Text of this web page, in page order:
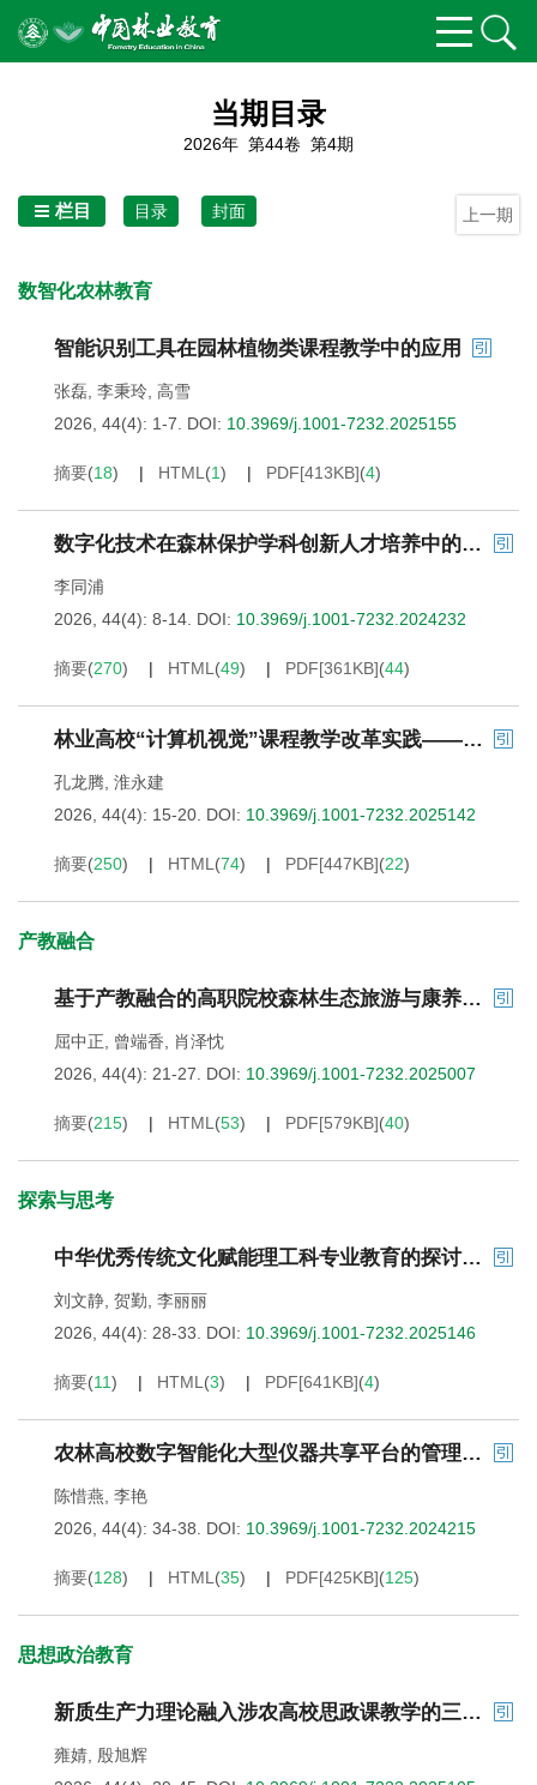
当期目录
2026年 第44卷 第4期
上一期
栏目 目录 封面
数智化农林教育
智能识别工具在园林植物类课程教学中的应用
张磊 李秉玲 高雪
2026, 44(4): 1-7.
DOI: 10.3969/j.1001-7232.2025155
摘要(18) HTML (1) PDF[413KB](4)
数字化技术在森林保护学科创新人才培养中的应用探索
李同浦
2026, 44(4): 8-14. DOI: 10.3969/j.1001-7232.2024232
摘要(270) HTML (49) PDF[361KB](44)
林业高校“计算机视觉”课程教学改革实践——以北京林业大学为例
孔龙腾 淮永建
2026, 44(4): 15-20. DOI: 10.3969/j.1001-7232.2025142
摘要(250) HTML (74) PDF[447KB](22)
产教融合
基于产教融合的高职院校森林生态旅游与康养专业人才培养体系问卷调查研究
屈中正 曾端香
肖泽忱
2026, 44(4): 21-27.
DOI: 10.3969/j.1001-7232.2025007
摘要(215) HTML (53) PDF[579KB](40)
探索与思考
中华优秀传统文化赋能理工科专业教育的探讨——以“木材学”课程为例
刘文静 贺勤 李丽丽
2026, 44(4): 28-33.
DOI: 10.3969/j.1001-7232.2025146
摘要(11) HTML (3) PDF[641KB](4)
农林高校数字智能化大型仪器共享平台的管理实践——以西北农林科技大学为例
陈惜燕 李艳
2026, 44(4): 34-38.
DOI: 10.3969/j.1001-7232.2024215
摘要(128) HTML (35) PDF[425KB](125)
思想政治教育
新质生产力理论融入涉农高校思政课教学的三重逻辑——以“马克思主义基本原理”课程为例
雍婧 殷旭辉